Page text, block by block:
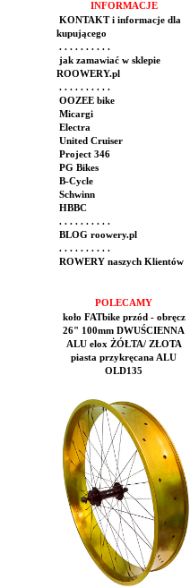
INFORMACJE
KONTAKT i informacje dla
kupującego
. . . . . . . . . .
jak zamawiać w sklepie
ROOWERY.pl
. . . . . . . . . .
OOZEE bike
Micargi
Electra
United Cruiser
Project 346
PG Bikes
B-Cycle
Schwinn
HBBC
. . . . . . . . . .
BLOG roowery.pl
. . . . . . . . . .
ROWERY naszych Klientów
POLECAMY
koło FATbike przód - obręcz
26" 100mm DWUŚCIENNA
ALU elox ŻÓŁTA/ ZŁOTA
piasta przykręcana ALU
OLD135